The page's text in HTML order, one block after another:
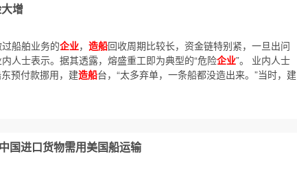
增
船舶业务的企业， 造船回收周期比较长，资金链特别紧，一旦出问
人士表示。据其透露，熔盛重工即为典型的“危险企业”。 业内人士
预付款挪用，建造船台，“太多弃单，一条船都没造出来。”当时，建
国进口货物需用美国船运输